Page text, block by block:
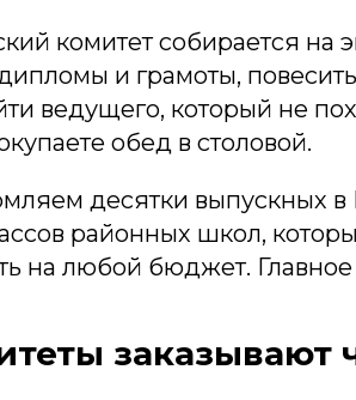
комитет собирается
дипломы и грамоты,
ведущего, который не
обед в столовой.
десятки выпускных
районных школ,
на любой бюджет.
заказывают